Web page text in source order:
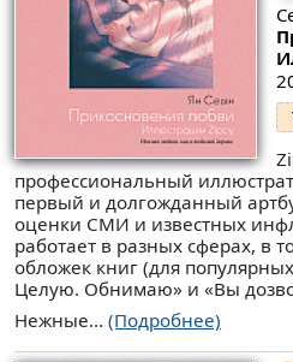
профессиональный
первый и долгожданный
оценки СМИ и известных
работает в разных сферах, в
обложек книг (для
Целую. Обнимаю» и «Вы
Нежные... (Подробнее)